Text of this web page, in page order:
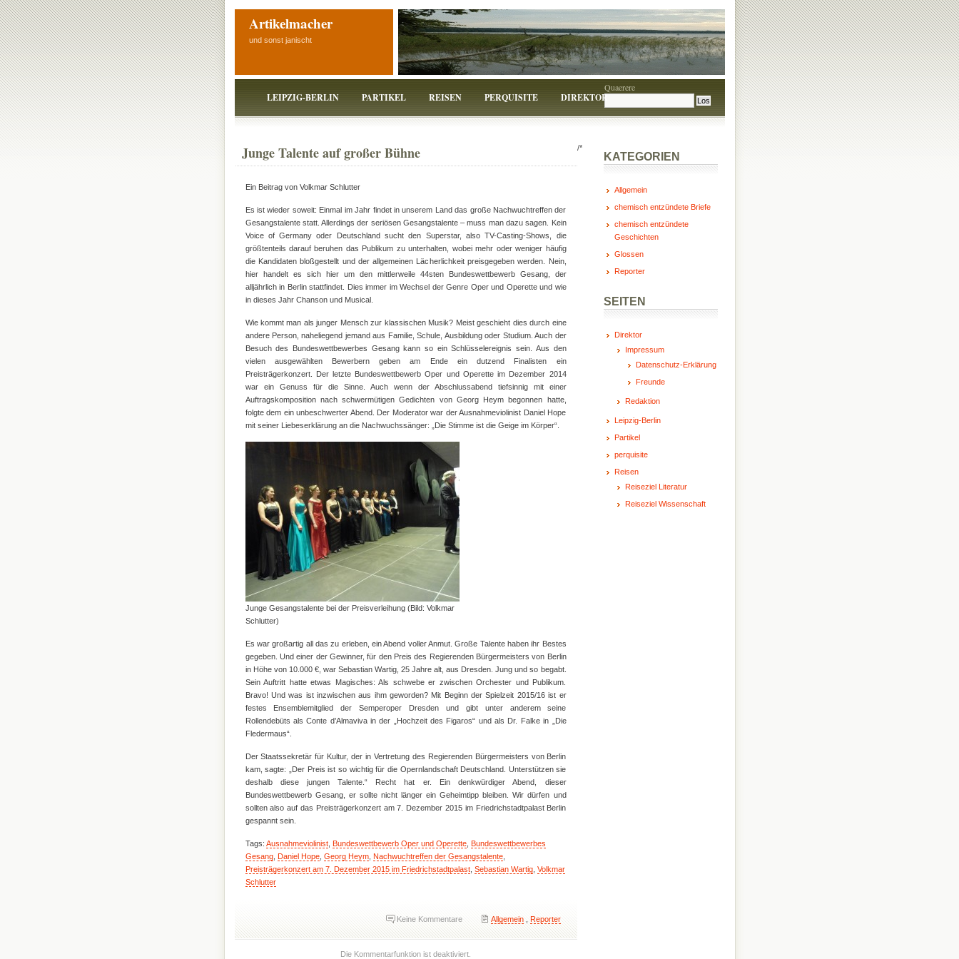
Artikelmacher
und sonst janischt
LEIPZIG-BERLIN PARTIKEL REISEN PERQUISITE DIREKTOR
Quaerere
Junge Talente auf großer Bühne
Ein Beitrag von Volkmar Schlutter
Es ist wieder soweit: Einmal im Jahr findet in unserem Land das große Nachwuchtreffen der
Gesangstalente statt. Allerdings der seriösen Gesangstalente – muss man dazu sagen. Kein
Voice of Germany oder Deutschland sucht den Superstar, also TV-Casting-Shows, die
größtenteils darauf beruhen das Publikum zu unterhalten, wobei mehr oder weniger häufig
die Kandidaten bloßgestellt und der allgemeinen Lächerlichkeit preisgegeben werden. Nein,
hier handelt es sich hier um den mittlerweile 44sten Bundeswettbewerb Gesang, der
alljährlich in Berlin stattfindet. Dies immer im Wechsel der Genre Oper und Operette und wie
in dieses Jahr Chanson und Musical.
Wie kommt man als junger Mensch zur klassischen Musik? Meist geschieht dies durch eine
andere Person, naheliegend jemand aus Familie, Schule, Ausbildung oder Studium. Auch der
Besuch des Bundeswettbewerbes Gesang kann so ein Schlüsselereignis sein. Aus den
vielen ausgewählten Bewerbern geben am Ende ein dutzend Finalisten ein
Preisträgerkonzert. Der letzte Bundeswettbewerb Oper und Operette im Dezember 2014
war ein Genuss für die Sinne. Auch wenn der Abschlussabend tiefsinnig mit einer
Auftragskomposition nach schwermütigen Gedichten von Georg Heym begonnen hatte,
folgte dem ein unbeschwerter Abend. Der Moderator war der Ausnahmeviolinist Daniel Hope
mit seiner Liebeserklärung an die Nachwuchssänger: „Die Stimme ist die Geige im Körper“.
Junge Gesangstalente bei der Preisverleihung (Bild: Volkmar
Schlutter)
Es war großartig all das zu erleben, ein Abend voller Anmut. Große Talente haben ihr Bestes
gegeben. Und einer der Gewinner, für den Preis des Regierenden Bürgermeisters von Berlin
in Höhe von 10.000 €, war Sebastian Wartig, 25 Jahre alt, aus Dresden. Jung und so begabt.
Sein Auftritt hatte etwas Magisches: Als schwebe er zwischen Orchester und Publikum.
Bravo! Und was ist inzwischen aus ihm geworden? Mit Beginn der Spielzeit 2015/16 ist er
festes Ensemblemitglied der Semperoper Dresden und gibt unter anderem seine
Rollendebüts als Conte d’Almaviva in der „Hochzeit des Figaros“ und als Dr. Falke in „Die
Fledermaus“.
Der Staatssekretär für Kultur, der in Vertretung des Regierenden Bürgermeisters von Berlin
kam, sagte: „Der Preis ist so wichtig für die Opernlandschaft Deutschland. Unterstützen sie
deshalb diese jungen Talente.“ Recht hat er. Ein denkwürdiger Abend, dieser
Bundeswettbewerb Gesang, er sollte nicht länger ein Geheimtipp bleiben. Wir dürfen und
sollten also auf das Preisträgerkonzert am 7. Dezember 2015 im Friedrichstadtpalast Berlin
gespannt sein.
Tags: Ausnahmeviolinist, Bundeswettbewerb Oper und Operette, Bundeswettbewerbes
Gesang, Daniel Hope, Georg Heym, Nachwuchtreffen der Gesangstalente,
Preisträgerkonzert am 7. Dezember 2015 im Friedrichstadtpalast, Sebastian Wartig, Volkmar
Schlutter
Keine Kommentare Allgemein ,Reporter
Die Kommentarfunktion ist deaktiviert.
KATEGORIEN
Allgemein
chemisch entzündete Briefe
chemisch entzündete
Geschichten
Glossen
Reporter
SEITEN
Direktor
Impressum
Datenschutz-Erklärung
Freunde
Redaktion
Leipzig-Berlin
Partikel
perquisite
Reisen
Reiseziel Literatur
Reiseziel Wissenschaft
/*